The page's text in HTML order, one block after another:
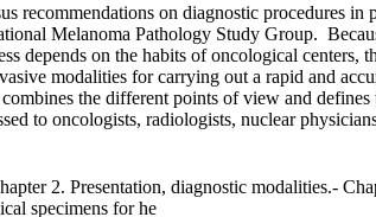
recommendations on diagnostic procedures
Melanoma Pathology Study Group.
depends on the habits of oncological
modalities for carrying out a rapid and
the different points of view and
to oncologists, radiologists, nuclear
2. Presentation, diagnostic modalities.-
specimens for he